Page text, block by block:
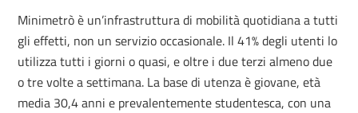
Minimetrò è un’infrastruttura di mobilità quotidiana a tutti
gli effetti, non un servizio occasionale. Il 41% degli utenti lo
utilizza tutti i giorni o quasi, e oltre i due terzi almeno due
o tre volte a settimana. La base di utenza è giovane, età
media 30,4 anni e prevalentemente studentesca, con una